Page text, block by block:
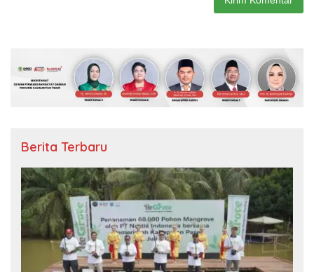
Berita Terbaru